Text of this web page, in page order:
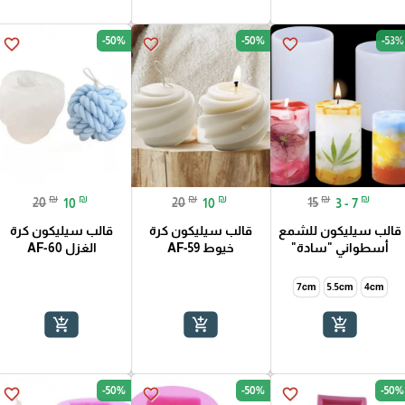
favorite_border -53%
15 ₪ 3 - 7 ₪
قالب سيليكون للشمع
أسطواني "سادة"
4cm
5.5cm
7cm
add_shopping_cart
favorite_border -50%
20 ₪ 10 ₪
قالب سيليكون كرة
خيوط AF-59
add_shopping_cart
favorite_border -50%
20 ₪ 10 ₪
قالب سيليكون كرة
الغزل AF-60
add_shopping_cart
favorite_border -50%
favorite_border -50%
favorite_border -50%